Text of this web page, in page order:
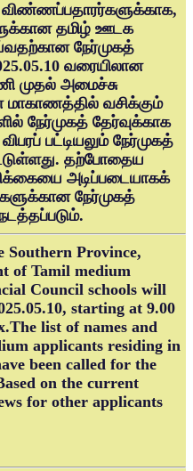
தமிழ் ஊடக
நேர்முகத்
வரையிலான
முதல் அமைச்சு
வசிக்கும்
நேர்முகத் தேர்வுக்காக
பட்டியலும் நேர்முகத்
தற்போதைய
அடிப்படையாகக்
நேர்முகத்
Southern Province,
of Tamil medium
Council schools will
starting at 9.00
list of names and
applicants residing in
been called for the
on the current
for other applicants